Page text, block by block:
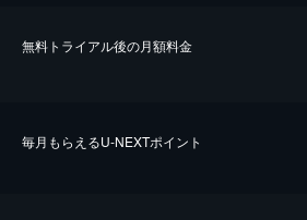
無料トライアル後の⽉額料金
毎⽉もらえるU-NEXTポイント